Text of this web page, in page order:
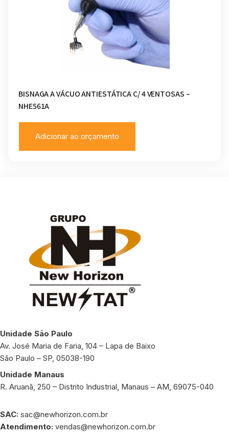
BISNAGA A VÁCUO ANTIESTÁTICA C/ 4 VENTOSAS –
NHE561A
Adicionar ao orçamento
Unidade São Paulo
Av. José Maria de Faria, 104 – Lapa de Baixo
São Paulo – SP, 05038-190
Unidade Manaus
R. Aruanã, 250 – Distrito Industrial, Manaus – AM, 69075-040
SAC: sac@newhorizon.com.br
Atendimento: vendas@newhorizon.com.br